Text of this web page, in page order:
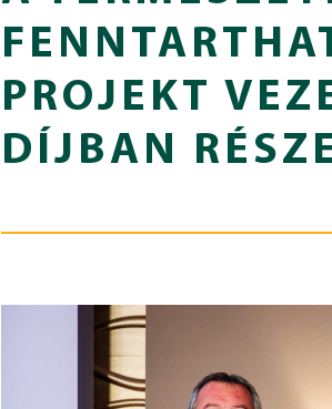
PROJEKT
DÍJBAN